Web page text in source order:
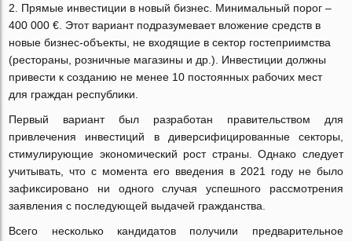
Прямые инвестиции в новый бизнес. Минимальный порог –
400 000 €. Этот вариант подразумевает вложение средств в
новые бизнес-объекты, не входящие в сектор гостеприимства
(рестораны, розничные магазины и др.). Инвестиции должны
привести к созданию не менее 10 постоянных рабочих мест
для граждан республики.
Первый вариант был разработан правительством для
привлечения инвестиций в диверсифицированные секторы,
стимулирующие экономический рост страны. Однако следует
учитывать, что с момента его введения в 2021 году не было
зафиксировано ни одного случая успешного рассмотрения
заявления с последующей выдачей гражданства.
Всего несколько кандидатов получили предварительное